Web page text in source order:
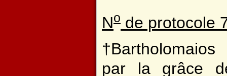
No de protocole
†Bartholomaios
par la grâce